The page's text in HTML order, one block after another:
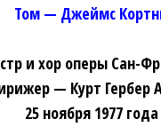
Том — Джеймс
и хор оперы Сан-
— Курт Гербер
25 ноября 1977 года